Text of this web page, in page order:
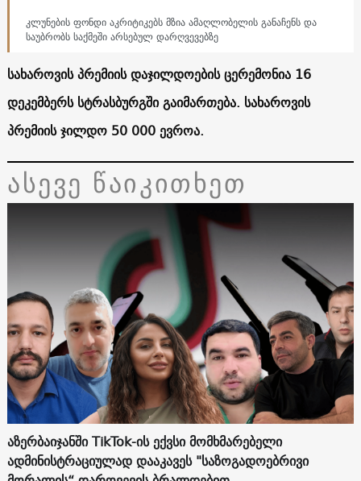
კლუნების ფონდი აკრიტიკებს მზია ამაღლობელის განაჩენს და
საუბრობს საქმეში არსებულ დარღვევებზე
სახაროვის პრემიის დაჯილდოების ცერემონია 16
დეკემბერს სტრასბურგში გაიმართება. სახაროვის
პრემიის ჯილდო 50 000 ევროა.
ასევე წაიკითხეთ
აზერბაიჯანში TikTok-ის ექვსი მომხმარებელი
ადმინისტრაციულად დააკავეს "საზოგადოებრივი